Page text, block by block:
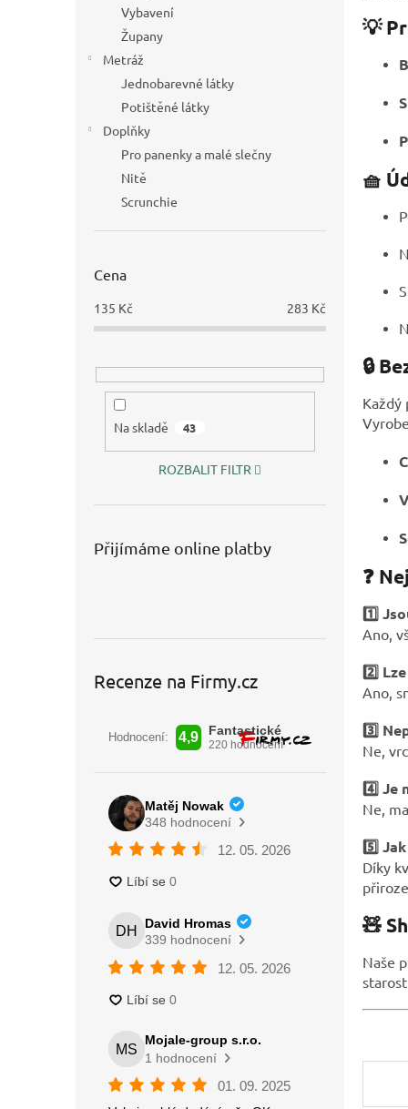
Vybavení
Župany
Metráž
Jednobarevné látky
Potištěné látky
Doplňky
Pro panenky a malé slečny
Nitě
Scrunchie
Cena
135 Kč 283 Kč
Na skladě 43
ROZBALIT FILTR
Přijímáme online platby
Recenze na Firmy.cz
💡
🧺
🔒
Každý
❓
1️⃣
Ano,
2️⃣
Ano,
3️⃣
Ne,
4️⃣ Je
Ne,
5️⃣
Díky
🧸
Naše